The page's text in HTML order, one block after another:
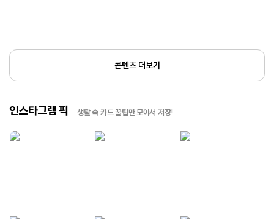
콘텐츠 더보기
인스타그램 픽 생활 속 카드 꿀팁만 모아서 저장!